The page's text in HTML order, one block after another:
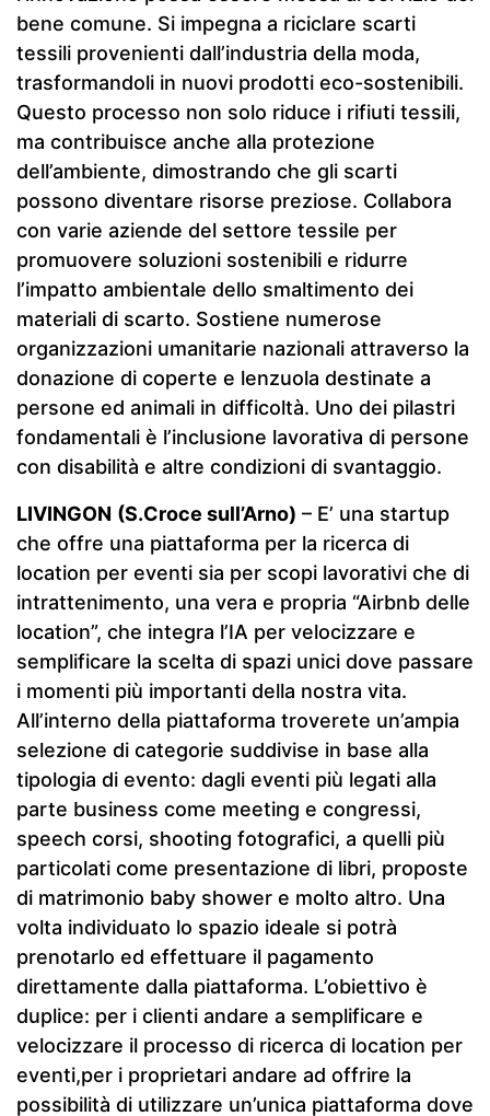
bene comune. Si impegna a riciclare scarti
tessili provenienti dall’industria della moda,
trasformandoli in nuovi prodotti eco-sostenibili.
Questo processo non solo riduce i rifiuti tessili,
ma contribuisce anche alla protezione
dell’ambiente, dimostrando che gli scarti
possono diventare risorse preziose. Collabora
con varie aziende del settore tessile per
promuovere soluzioni sostenibili e ridurre
l’impatto ambientale dello smaltimento dei
materiali di scarto. Sostiene numerose
organizzazioni umanitarie nazionali attraverso la
donazione di coperte e lenzuola destinate a
persone ed animali in difficoltà. Uno dei pilastri
fondamentali è l’inclusione lavorativa di persone
con disabilità e altre condizioni di svantaggio.
LIVINGON (S.Croce sull’Arno) – E’ una startup
che offre una piattaforma per la ricerca di
location per eventi sia per scopi lavorativi che di
intrattenimento, una vera e propria “Airbnb delle
location”, che integra l’IA per velocizzare e
semplificare la scelta di spazi unici dove passare
i momenti più importanti della nostra vita.
All’interno della piattaforma troverete un’ampia
selezione di categorie suddivise in base alla
tipologia di evento: dagli eventi più legati alla
parte business come meeting e congressi,
speech corsi, shooting fotografici, a quelli più
particolati come presentazione di libri, proposte
di matrimonio baby shower e molto altro. Una
volta individuato lo spazio ideale si potrà
prenotarlo ed effettuare il pagamento
direttamente dalla piattaforma. L’obiettivo è
duplice: per i clienti andare a semplificare e
velocizzare il processo di ricerca di location per
eventi,per i proprietari andare ad offrire la
possibilità di utilizzare un’unica piattaforma dove